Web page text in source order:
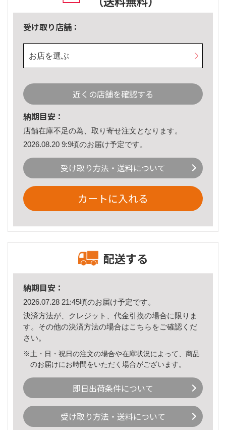
受け取り店舗：
お店を選ぶ
近くの店舗を確認する
納期目安：
店舗在庫不足の為、取り寄せ注文となります。
2026.08.20 9:9頃のお届け予定です。
受け取り方法・送料について
カートに入れる
配送する
納期目安：
2026.07.28 21:45頃のお届け予定です。
決済方法が、クレジット、代金引換の場合に限りま
す。その他の決済方法の場合はこちら をご確認くだ
さい。
※土・日・祝日の注文の場合や在庫状況によって、商品
のお届けにお時間をいただく場合がございます。
即日出荷条件について
受け取り方法・送料について